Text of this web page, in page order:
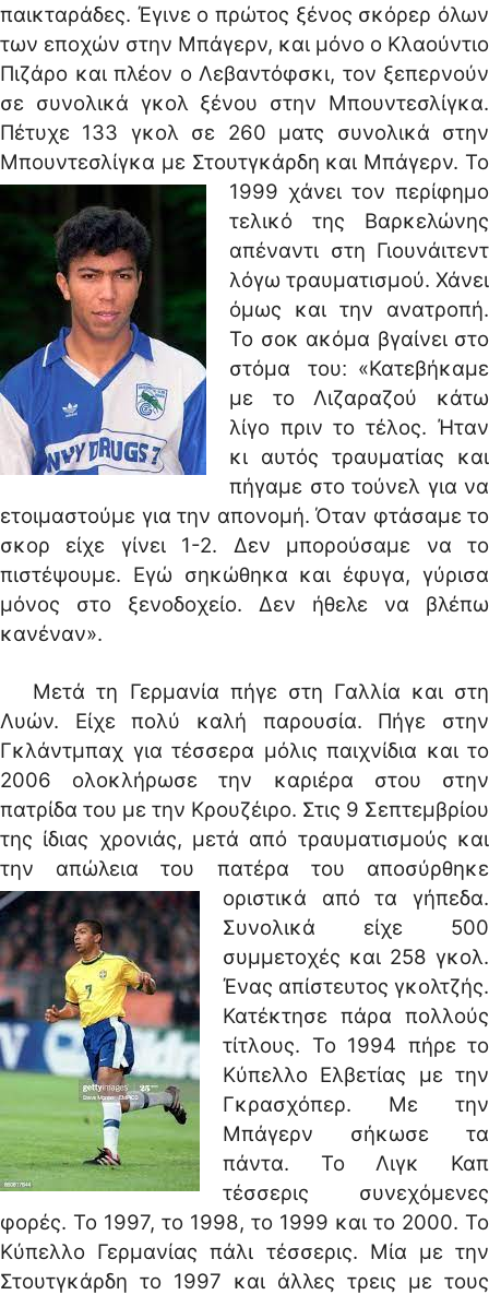
παικταράδες. Έγινε ο πρώτος ξένος σκόρερ όλων
των εποχών στην Μπάγερν, και μόνο ο Κλαούντιο
Πιζάρο και πλέον ο Λεβαντόφσκι, τον ξεπερνούν
σε συνολικά γκολ ξένου στην Μπουντεσλίγκα.
Πέτυχε 133 γκολ σε 260 ματς συνολικά στην
Μπουντεσλίγκα με Στουτγκάρδη και Μπάγερν. Το
1999 χάνει τον περίφημο
τελικό της Βαρκελώνης
απέναντι στη Γιουνάιτεντ
λόγω τραυματισμού. Χάνει
όμως και την ανατροπή.
Το σοκ ακόμα βγαίνει στο
στόμα του׃ «Κατεβήκαμε
με το Λιζαραζού κάτω
λίγο πριν το τέλος. Ήταν
κι αυτός τραυματίας και
πήγαμε στο τούνελ για να
ετοιμαστούμε για την απονομή. Όταν φτάσαμε το
σκορ είχε γίνει 1-2. Δεν μπορούσαμε να το
πιστέψουμε. Εγώ σηκώθηκα και έφυγα, γύρισα
μόνος στο ξενοδοχείο. Δεν ήθελε να βλέπω
κανέναν».
Μετά τη Γερμανία πήγε στη Γαλλία και στη
Λυών. Είχε πολύ καλή παρουσία. Πήγε στην
Γκλάντμπαχ για τέσσερα μόλις παιχνίδια και το
2006 ολοκλήρωσε την καριέρα στου στην
πατρίδα του με την Κρουζέιρο. Στις 9 Σεπτεμβρίου
της ίδιας χρονιάς, μετά από τραυματισμούς και
την απώλεια του πατέρα του αποσύρθηκε
οριστικά από τα γήπεδα.
Συνολικά είχε 500
συμμετοχές και 258 γκολ.
Ένας απίστευτος γκολτζής.
Κατέκτησε πάρα πολλούς
τίτλους. Το 1994 πήρε το
Κύπελλο Ελβετίας με την
Γκρασχόπερ. Με την
Μπάγερν σήκωσε τα
πάντα. Το Λιγκ Καπ
τέσσερις συνεχόμενες
φορές. Το 1997, το 1998, το 1999 και το 2000. Το
Κύπελλο Γερμανίας πάλι τέσσερις. Μία με την
Στουτγκάρδη το 1997 και άλλες τρεις με τους